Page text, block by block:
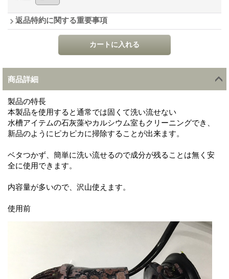
返品特約に関する重要事項
商品詳細
製品の特長
本製品を使用すると通常では固くて洗い流せない
水槽アイテムの石灰藻やカルシウム室もクリーニングでき、
新品のようにピカピカに掃除することが出来ます。
ベタつかず、簡単に洗い流せるので成分が残ることは無く安
全に使用できます。
内容量が多いので、沢山使えます。
使用前